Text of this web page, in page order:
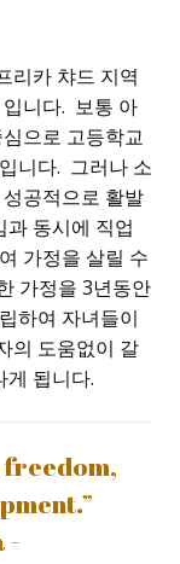
리카 챠드 지역
니다. 보통 아
으로 고등학교
니다. 그러나 소
공적으로 활발
동시에 직업
가정을 살릴 수
가정을3년동안
하여 자녀들이
의 도움없이 갈
게 됩니다.
freedom,
-